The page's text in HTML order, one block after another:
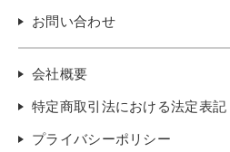
お問い合わせ
会社概要
特定商取引法における法定表記
プライバシーポリシー